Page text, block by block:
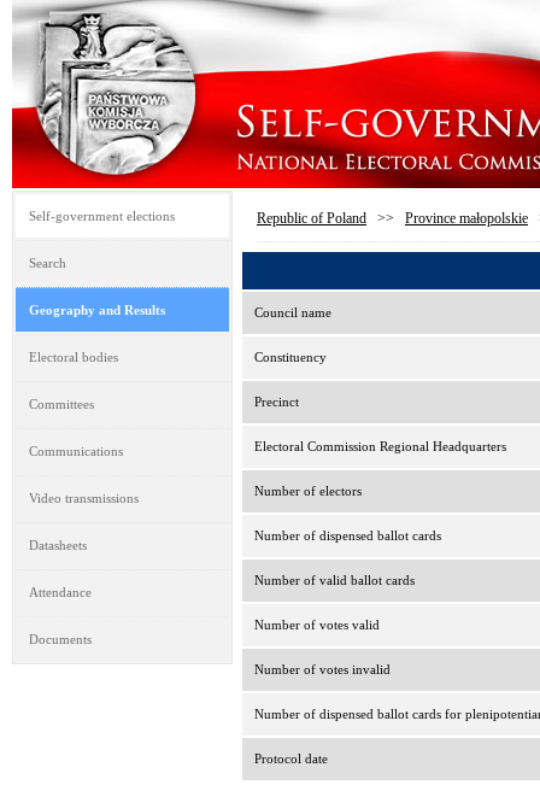
Self-government elections
Search
Geography and Results
Electoral bodies
Committees
Communications
Video transmissions
Datasheets
Attendance
Documents
Republic of Poland >> Province małopolskie
Council name
Constituency
Precinct
Electoral Commission Regional Headquarters
Number of electors
Number of dispensed ballot cards
Number of valid ballot cards
Number of votes valid
Number of votes invalid
Number of dispensed ballot cards for
Protocol date